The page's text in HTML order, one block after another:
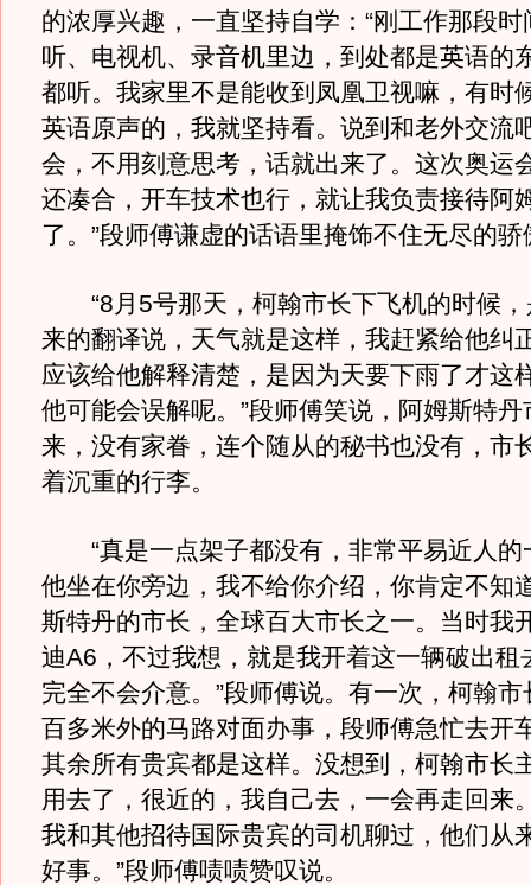
的浓厚兴趣，一直坚持自学：“刚工作那段
听、电视机、录音机里边，到处都是英语的
都听。我家里不是能收到凤凰卫视嘛，有时
英语原声的，我就坚持看。说到和老外交流
会，不用刻意思考，话就出来了。这次奥运
还凑合，开车技术也行，就让我负责接待阿
了。”段师傅谦虚的话语里掩饰不住无尽的骄
“8月5号那天，柯翰市长下飞机的时候，
来的翻译说，天气就是这样，我赶紧给他纠
应该给他解释清楚，是因为天要下雨了才这
他可能会误解呢。”段师傅笑说，阿姆斯特
来，没有家眷，连个随从的秘书也没有，市
着沉重的行李。
“真是一点架子都没有，非常平易近人的
他坐在你旁边，我不给你介绍，你肯定不知
斯特丹的市长，全球百大市长之一。当时我
迪A6，不过我想，就是我开着这一辆破出租
完全不会介意。”段师傅说。有一次，柯翰
百多米外的马路对面办事，段师傅急忙去开
其余所有贵宾都是这样。没想到，柯翰市长
用去了，很近的，我自己去，一会再走回来
我和其他招待国际贵宾的司机聊过，他们从
好事。”段师傅啧啧赞叹说。